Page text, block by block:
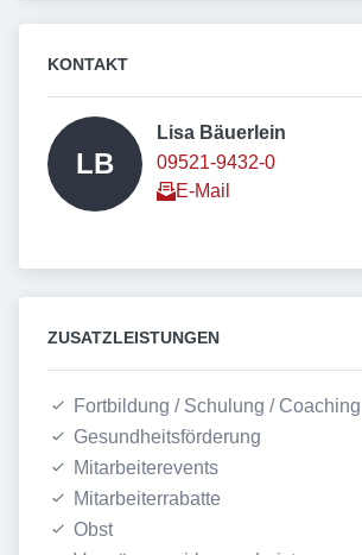
KONTAKT
LB
Lisa Bäuerlein
09521-9432-0
E-Mail
ZUSATZLEISTUNGEN
Fortbildung / Schulung / Coaching
Gesundheitsförderung
Mitarbeiterevents
Mitarbeiterrabatte
Obst